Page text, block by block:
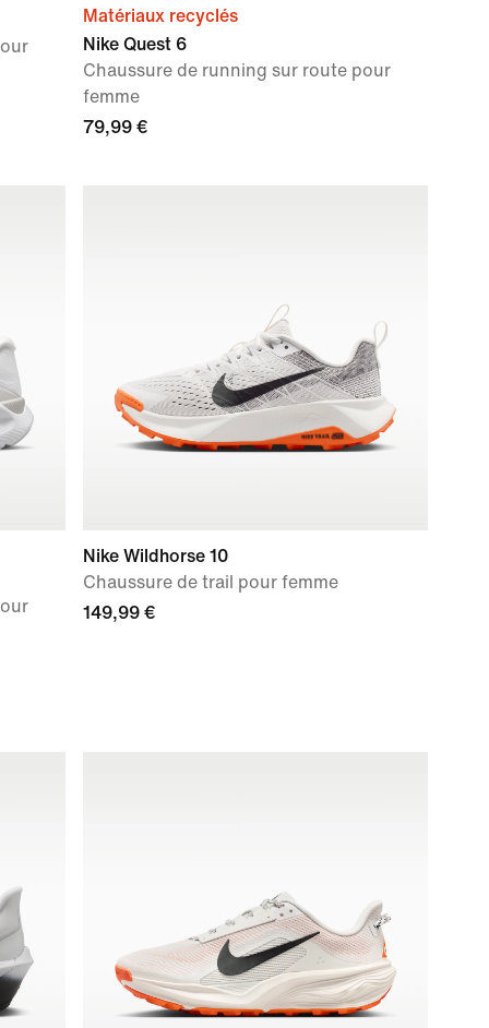
Matériaux recyclés
Nike Quest 6
Chaussure de running sur route pour
femme
79,99 €
Nike Wildhorse 10
Chaussure de trail pour femme
149,99 €